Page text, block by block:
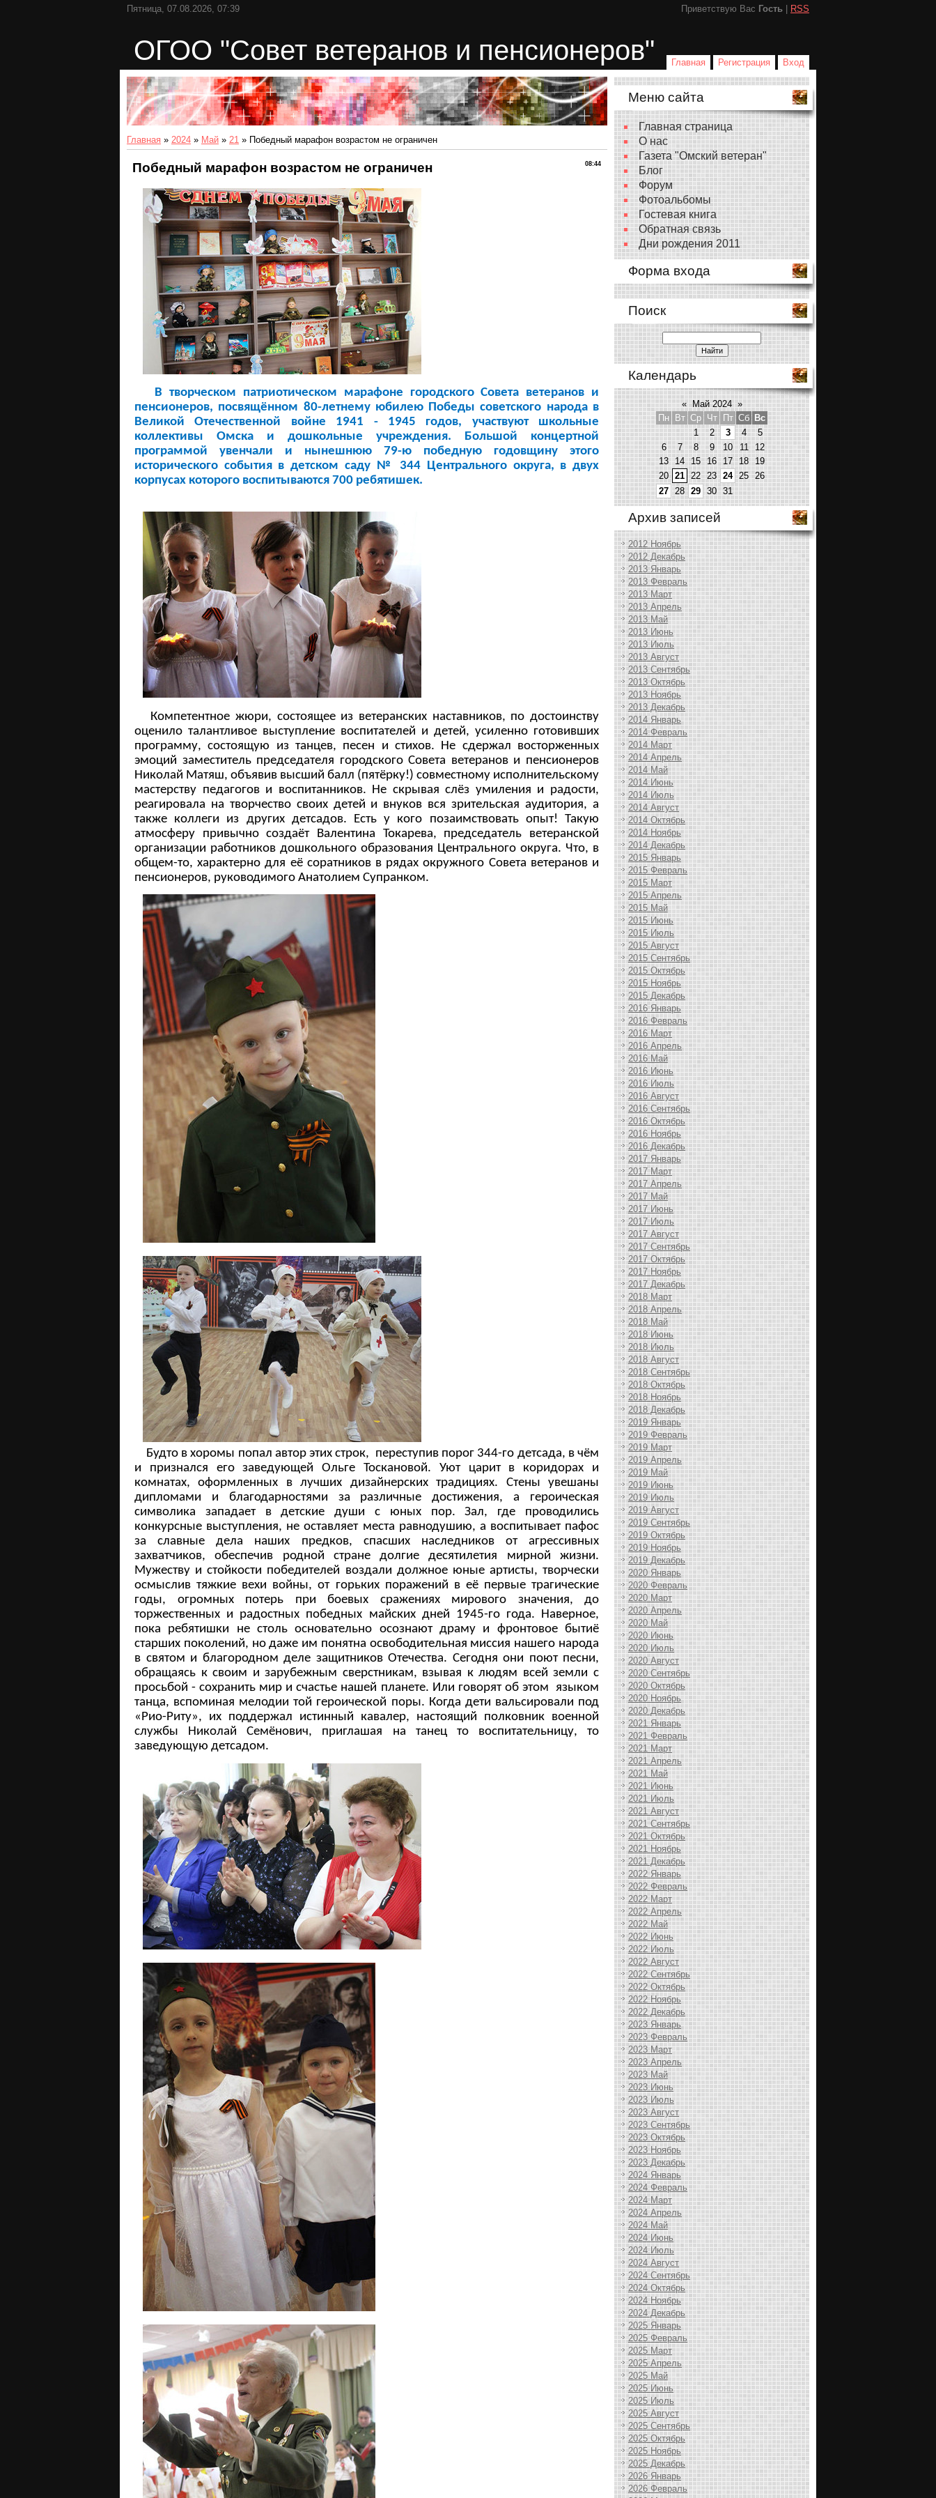
Пятница, 07.08.2026, 07:39 Приветствую Вас Гость RSS
ОГОО "Совет ветеранов и пенсионеров" Главная Регистрация Вход
Главная » 2024 » Май » 21 » Победный марафон возрастом не ограничен
08:44
Победный марафон возрастом не ограничен
В творческом патриотическом марафоне городского Совета ветеранов и
пенсионеров, посвящённом 80-летнему юбилею Победы советского народа в
Великой Отечественной войне 1941 - 1945 годов, участвуют школьные
коллективы Омска и дошкольные учреждения. Большой концертной
программой увенчали и нынешнюю 79-ю победную годовщину этого
исторического события в детском саду № 344 Центрального округа, в двух
корпусах которого воспитываются 700 ребятишек.
Компетентное жюри, состоящее из ветеранских наставников, по достоинству
оценило талантливое выступление воспитателей и детей, усиленно готовивших
программу, состоящую из танцев, песен и стихов. Не сдержал восторженных
эмоций заместитель председателя городского Совета ветеранов и пенсионеров
Николай Матяш, объявив высший балл (пятёрку!) совместному исполнительскому
мастерству педагогов и воспитанников. Не скрывая слёз умиления и радости,
реагировала на творчество своих детей и внуков вся зрительская аудитория, а
также коллеги из других детсадов. Есть у кого позаимствовать опыт! Такую
атмосферу привычно создаёт Валентина Токарева, председатель ветеранской
организации работников дошкольного образования Центрального округа. Что, в
общем-то, характерно для её соратников в рядах окружного Совета ветеранов и
пенсионеров, руководимого Анатолием Супранком.
Будто в хоромы попал автор этих строк, переступив порог 344-го детсада, в чём
и признался его заведующей Ольге Тоскановой. Уют царит в коридорах и
комнатах, оформленных в лучших дизайнерских традициях. Стены увешаны
дипломами и благодарностями за различные достижения, а героическая
символика западает в детские души с юных пор. Зал, где проводились
конкурсные выступления, не оставляет места равнодушию, а воспитывает пафос
за славные дела наших предков, спасших наследников от агрессивных
захватчиков, обеспечив родной стране долгие десятилетия мирной жизни.
Мужеству и стойкости победителей воздали должное юные артисты, творчески
осмыслив тяжкие вехи войны, от горьких поражений в её первые трагические
годы, огромных потерь при боевых сражениях мирового значения, до
торжественных и радостных победных майских дней 1945-го года. Наверное,
пока ребятишки не столь основательно осознают драму и фронтовое бытиё
старших поколений, но даже им понятна освободительная миссия нашего народа
в святом и благородном деле защитников Отечества. Сегодня они поют песни,
обращаясь к своим и зарубежным сверстникам, взывая к людям всей земли с
просьбой - сохранить мир и счастье нашей планете. Или говорят об этом языком
танца, вспоминая мелодии той героической поры. Когда дети вальсировали под
«Рио-Риту», их поддержал истинный кавалер, настоящий полковник военной
службы Николай Семёнович, приглашая на танец то воспитательницу, то
заведующую детсадом.
Меню сайта
Главная страница
О нас
Газета "Омский ветеран"
Блог
Форум
Фотоальбомы
Гостевая книга
Обратная связь
Дни рождения 2011
Форма входа
Поиск
Календарь
« Май 2024 »
Пн
Вт Ср Чт Пт Сб Вс
1
2 3 4
5
6
7 8 9 10 11
12
13 14 15 16 17 18
19
20 21 22 23 24 25 26
27 28 29 30 31
Архив записей
2012 Ноябрь
2012 Декабрь
2013 Январь
2013 Февраль
2013 Март
2013 Апрель
2013 Май
2013 Июнь
2013 Июль
2013 Август
2013 Сентябрь
2013 Октябрь
2013 Ноябрь
2013 Декабрь
2014 Январь
2014 Февраль
2014 Март
2014 Апрель
2014 Май
2014 Июнь
2014 Июль
2014 Август
2014 Октябрь
2014 Ноябрь
2014 Декабрь
2015 Январь
2015 Февраль
2015 Март
2015 Апрель
2015 Май
2015 Июнь
2015 Июль
2015 Август
2015 Сентябрь
2015 Октябрь
2015 Ноябрь
2015 Декабрь
2016 Январь
2016 Февраль
2016 Март
2016 Апрель
2016 Май
2016 Июнь
2016 Июль
2016 Август
2016 Сентябрь
2016 Октябрь
2016 Ноябрь
2016 Декабрь
2017 Январь
2017 Март
2017 Апрель
2017 Май
2017 Июнь
2017 Июль
2017 Август
2017 Сентябрь
2017 Октябрь
2017 Ноябрь
2017 Декабрь
2018 Март
2018 Апрель
2018 Май
2018 Июнь
2018 Июль
2018 Август
2018 Сентябрь
2018 Октябрь
2018 Ноябрь
2018 Декабрь
2019 Январь
2019 Февраль
2019 Март
2019 Апрель
2019 Май
2019 Июнь
2019 Июль
2019 Август
2019 Сентябрь
2019 Октябрь
2019 Ноябрь
2019 Декабрь
2020 Январь
2020 Февраль
2020 Март
2020 Апрель
2020 Май
2020 Июнь
2020 Июль
2020 Август
2020 Сентябрь
2020 Октябрь
2020 Ноябрь
2020 Декабрь
2021 Январь
2021 Февраль
2021 Март
2021 Апрель
2021 Май
2021 Июнь
2021 Июль
2021 Август
2021 Сентябрь
2021 Октябрь
2021 Ноябрь
2021 Декабрь
2022 Январь
2022 Февраль
2022 Март
2022 Апрель
2022 Май
2022 Июнь
2022 Июль
2022 Август
2022 Сентябрь
2022 Октябрь
2022 Ноябрь
2022 Декабрь
2023 Январь
2023 Февраль
2023 Март
2023 Апрель
2023 Май
2023 Июнь
2023 Июль
2023 Август
2023 Сентябрь
2023 Октябрь
2023 Ноябрь
2023 Декабрь
2024 Январь
2024 Февраль
2024 Март
2024 Апрель
2024 Май
2024 Июнь
2024 Июль
2024 Август
2024 Сентябрь
2024 Октябрь
2024 Ноябрь
2024 Декабрь
2025 Январь
2025 Февраль
2025 Март
2025 Апрель
2025 Май
2025 Июнь
2025 Июль
2025 Август
2025 Сентябрь
2025 Октябрь
2025 Ноябрь
2025 Декабрь
2026 Январь
2026 Февраль